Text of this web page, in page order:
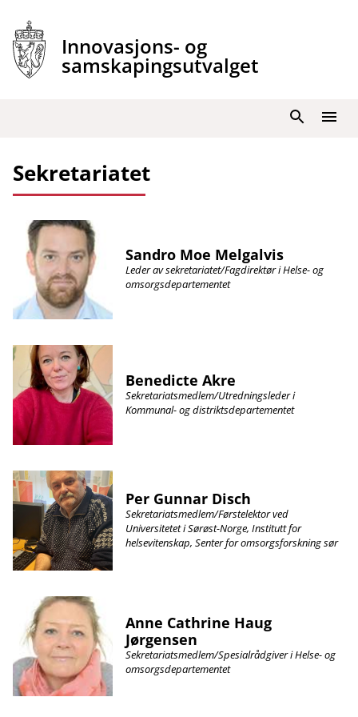
innhold
Innovasjons- og
samskapingsutvalget
Meny
Søk
Sekretariatet
Sandro Moe Melgalvis
Leder av sekretariatet/Fagdirektør i Helse- og
omsorgsdepartementet
Benedicte Akre
Sekretariatsmedlem/Utredningsleder i
Kommunal- og distriktsdepartementet
Per Gunnar Disch
Sekretariatsmedlem/Førstelektor ved
Universitetet i Sørøst-Norge, Institutt for
helsevitenskap, Senter for omsorgsforskning sør
Anne Cathrine Haug
Jørgensen
Sekretariatsmedlem/Spesialrådgiver i Helse- og
omsorgsdepartementet